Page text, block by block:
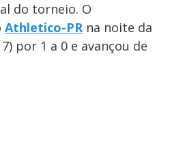
do torneio. O
Athletico-PRna noite da
por 1 a 0 e avançou de